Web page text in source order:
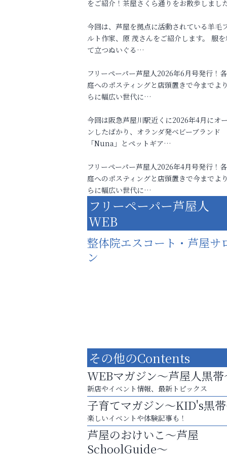
をご紹介！茶屋さくら通りをお散歩しまし
今回は、芦屋を拠点に活動されている羊毛
ルト作家、原 茂さんをご紹介します。 服を
て立つぬいぐる…
フリーペーパー芦屋人2026年6月号発行！
庭へのポスティングと店頭置きで今までよ
らに幅広い世代に…
今回は阪急芦屋川駅近くに2026年4月にオ
ンしたばかり、オランダ発ベビーブランド
「Nuna」とペットギア…
フリーペーパー芦屋人2026年4月号発行！
庭へのポスティングと店頭置きで今までよ
らに幅広い世代に…
フリーペーパー芦屋人
WEB
整体院エスコート・芦屋サ
ン
猫背･側弯、背骨の歪みを
整えませんか？
その他のContents
WEBマガジン～芦屋人黒帯
新店やイベント情報、最新トピックス
子育てマガジン～KID's黒
楽しいイベントや体験記事も！
芦屋のおけいこ～芦屋
SchoolGuide～